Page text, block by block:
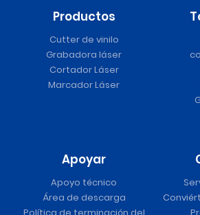
Productos
Cutter de vinilo
Grabadora láser
Cortador Láser
Marcador Láser
Apoyar
Apoyo técnico
Área de descarga